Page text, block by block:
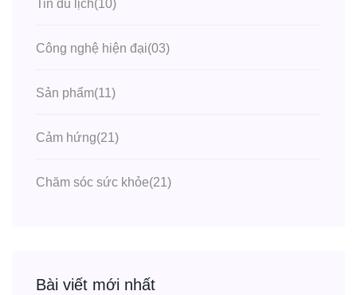
Tin du lịch(10)
Công nghệ hiện đại(03)
Sản phẩm(11)
Cảm hứng(21)
Chăm sóc sức khỏe(21)
Bài viết mới nhất